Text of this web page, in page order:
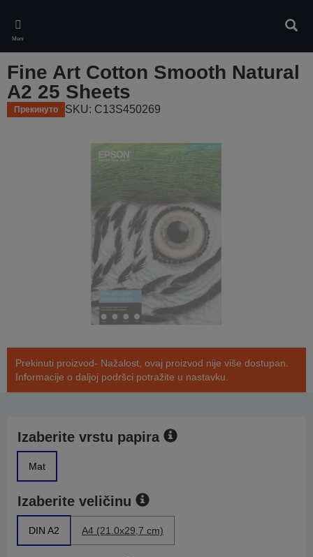
main
content
Meni
Fine Art Cotton Smooth Natural
A2 25 Sheets
Прекинуто SKU: C13S450269
Prekinuti proizvod- Nažalost, ovaj proizvod nije više dostupan.
Informacije o daljoj podršci potražite u nastavku.
Izaberite vrstu papira
Mat
Izaberite veličinu
DIN A2 A4 (21.0x29,7 cm)